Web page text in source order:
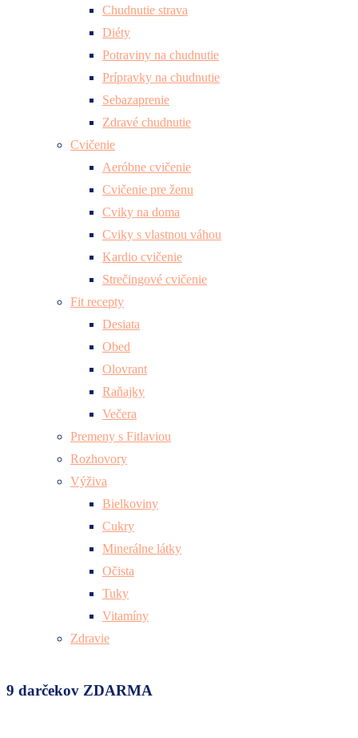
Chudnutie strava
Diéty
Potraviny na chudnutie
Prípravky na chudnutie
Sebazaprenie
Zdravé chudnutie
Cvičenie
Aeróbne cvičenie
Cvičenie pre ženu
Cviky na doma
Cviky s vlastnou váhou
Kardio cvičenie
Strečingové cvičenie
Fit recepty
Desiata
Obed
Olovrant
Raňajky
Večera
Premeny s Fitlaviou
Rozhovory
Výživa
Bielkoviny
Cukry
Minerálne látky
Očista
Tuky
Vitamíny
Zdravie
9 darčekov ZDARMA